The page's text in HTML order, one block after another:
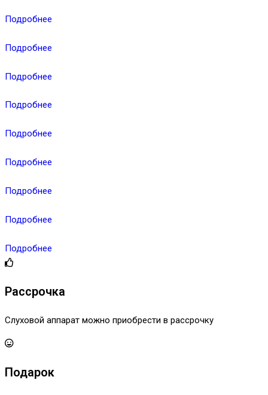
Подробнее
Подробнее
Подробнее
Подробнее
Подробнее
Подробнее
Подробнее
Подробнее
Подробнее
Рассрочка
Слуховой аппарат можно приобрести в рассрочку
Подарок